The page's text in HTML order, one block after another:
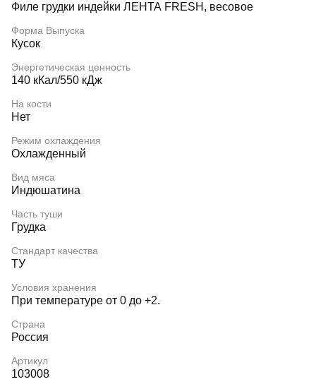
Филе грудки индейки ЛЕНТА FRESH, весовое
Форма Выпуска
Кусок
Энергетическая ценность
140 кКал/550 кДж
На кости
Нет
Режим охлаждения
Охлажденный
Вид мяса
Индюшатина
Часть туши
Грудка
Стандарт качества
ТУ
Условия хранения
При температуре от 0 до +2.
Страна
Россия
Артикул
103008